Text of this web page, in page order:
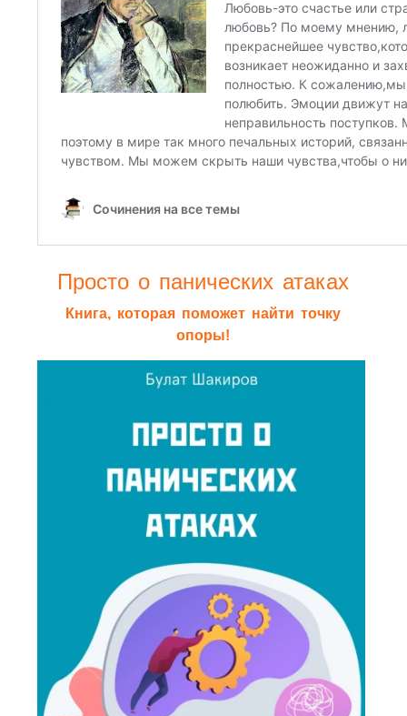
Просто о панических атаках
Книга, которая поможет найти точку
опоры!